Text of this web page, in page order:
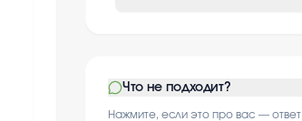
Что не подходит?
Нажмите, если это про вас — ответ